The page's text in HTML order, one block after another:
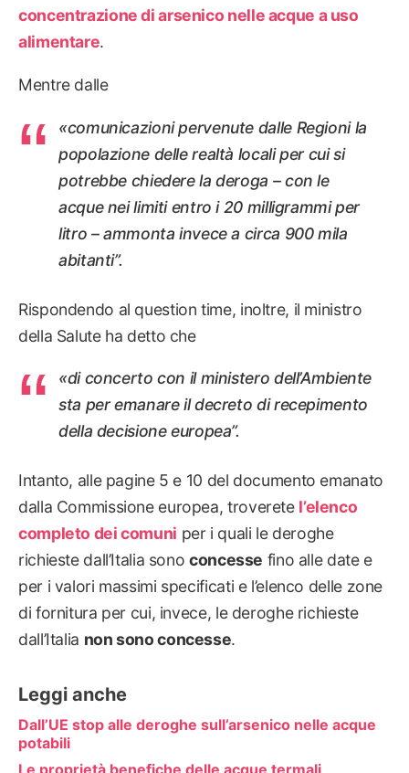
concentrazione di arsenico nelle acque a uso
alimentare.
Mentre dalle
«comunicazioni pervenute dalle Regioni la
popolazione delle realtà locali per cui si
potrebbe chiedere la deroga – con le
acque nei limiti entro i 20 milligrammi per
litro – ammonta invece a circa 900 mila
abitanti”.
Rispondendo al question time, inoltre, il ministro
della Salute ha detto che
«di concerto con il ministero dell’Ambiente
sta per emanare il decreto di recepimento
della decisione europea”.
Intanto, alle pagine 5 e 10 del documento emanato
dalla Commissione europea, troverete l’elenco
completo dei comuni per i quali le deroghe
richieste dall’Italia sonoconcesse fino alle date e
per i valori massimi specificati e l’elenco delle zone
di fornitura per cui, invece, le deroghe richieste
dall’Italia non sono concesse.
Leggi anche
Dall’UE stop alle deroghe sull’arsenico nelle acque
potabili